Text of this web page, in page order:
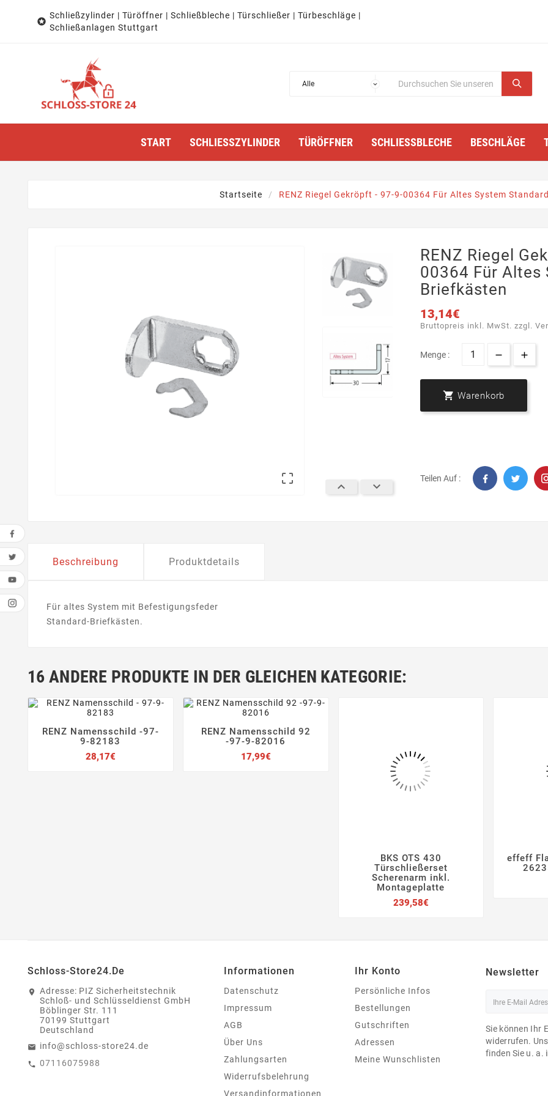

Schließzylinder | Türöffner | Schließbleche | Türschließer | Türbeschläge |
Schließanlagen Stuttgart
START SCHLIESSZYLINDER TÜRÖFFNER SCHLIESSBLECHE BESCHLÄGE
Startseite RENZ Riegel Gekröpft - 97-9-00364 Für Altes System

 
RENZ Riegel
00364 Für Altes
Briefkästen
13,14€
Bruttopreis inkl. MwSt. zzgl.
Menge :
 Warenkorb
Teilen Auf :
Beschreibung Produktdetails
Für altes System mit Befestigungsfeder
Standard-Briefkästen.
16 ANDERE PRODUKTE IN DER GLEICHEN KATEGORIE:
 
RENZ Namensschild -97-
9-82183
28,17€Preis
 
RENZ Namensschild 92
-97-9-82016
17,99€Preis
   
BKS OTS 430
Türschließerset
Scherenarm inkl.
Montageplatte
239,58€Preis

effeff
Schloss-Store24.de
Adresse: PIZ Sicherheitstechnik
Schloß- und Schlüsseldienst GmbH
Böblinger Str. 111
70199 Stuttgart
Deutschland
info@schloss-store24.de
07116075988
Informationen
Datenschutz
Impressum
AGB
Über Uns
Zahlungsarten
Widerrufsbelehrung
Versandinformationen
Ihr Konto
Persönliche Infos
Bestellungen
Gutschriften
Adressen
Meine Wunschlisten
Newsletter
Sie können Ihr
widerrufen.
finden Sie u. a.